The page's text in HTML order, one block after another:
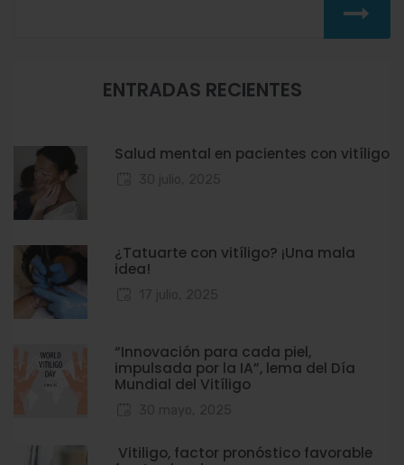
ENTRADAS RECIENTES
Salud mental en pacientes con vitíligo
¿Tatuarte con vitíligo? ¡Una mala
idea!
“Innovación para cada piel,
impulsada por la IA”, lema del Día
Mundial del Vitíligo
Vitiligo, factor pronóstico favorable